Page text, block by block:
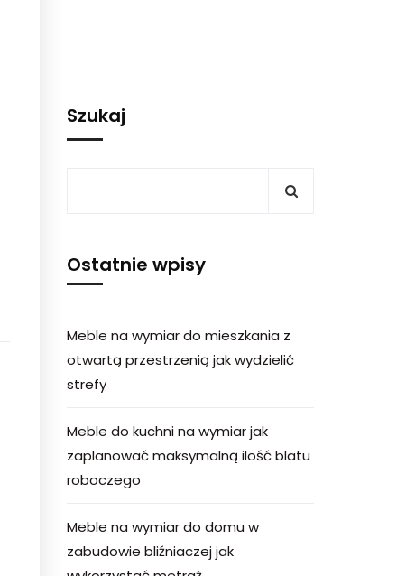
Szukaj
Ostatnie wpisy
Meble na wymiar do mieszkania z
otwartą przestrzenią jak wydzielić
strefy
Meble do kuchni na wymiar jak
zaplanować maksymalną ilość blatu
roboczego
Meble na wymiar do domu w
zabudowie bliźniaczej jak